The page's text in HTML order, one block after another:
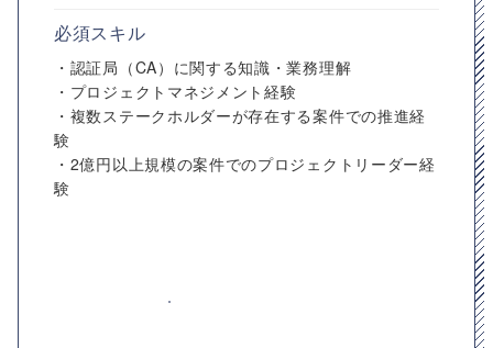
必須スキル
・認証局（CA）に関する知識・業務理解
・プロジェクトマネジメント経験
・複数ステークホルダーが存在する案件での推進経
験
・2億円以上規模の案件でのプロジェクトリーダー経
験